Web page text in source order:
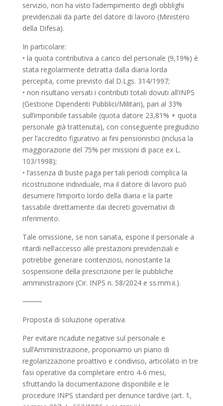
servizio, non ha visto l’adempimento degli obblighi
previdenziali da parte del datore di lavoro (Ministero
della Difesa).
In particolare:
• la quota contributiva a carico del personale (9,19%) è
stata regolarmente detratta dalla diaria lorda
percepita, come previsto dal D.Lgs. 314/1997;
• non risultano versati i contributi totali dovuti all’INPS
(Gestione Dipendenti Pubblici/Militari), pari al 33%
sull’imponibile tassabile (quota datore 23,81% + quota
personale già trattenuta), con conseguente pregiudizio
per l’accredito figurativo ai fini pensionistici (inclusa la
maggiorazione del 75% per missioni di pace ex L.
103/1998);
• l’assenza di buste paga per tali periodi complica la
ricostruzione individuale, ma il datore di lavoro può
desumere l’importo lordo della diaria e la parte
tassabile direttamente dai decreti governativi di
riferimento.
Tale omissione, se non sanata, espone il personale a
ritardi nell’accesso alle prestazioni previdenziali e
potrebbe generare contenziosi, nonostante la
sospensione della prescrizione per le pubbliche
amministrazioni (Cir. INPS n. 58/2024 e ss.mm.ii.).
⸻
Proposta di soluzione operativa
Per evitare ricadute negative sul personale e
sull’Amministrazione, proponiamo un piano di
regolarizzazione proattivo e condiviso, articolato in tre
fasi operative da completare entro 4-6 mesi,
sfruttando la documentazione disponibile e le
procedure INPS standard per denunce tardive (art. 1,